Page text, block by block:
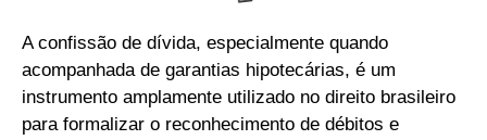
A confissão de dívida, especialmente quando
acompanhada de garantias hipotecárias, é um
instrumento amplamente utilizado no direito brasileiro
para formalizar o reconhecimento de débitos e